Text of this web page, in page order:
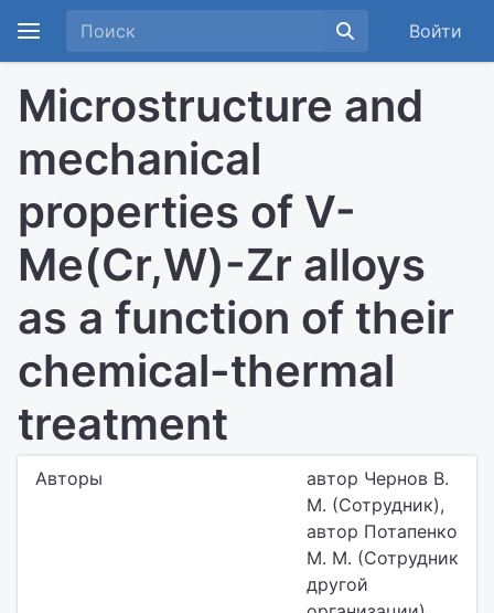
Войти
Microstructure and
mechanical
properties of V-
Me(Cr,W)-Zr alloys
as a function of their
chemical-thermal
treatment
Авторы
автор Чернов В.
М. (Сотрудник),
автор Потапенко
М. М. (Сотрудник
другой